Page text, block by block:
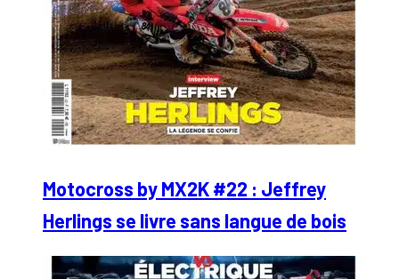
Motocross by MX2K #22 : Jeffrey
Herlings se livre sans langue de bois